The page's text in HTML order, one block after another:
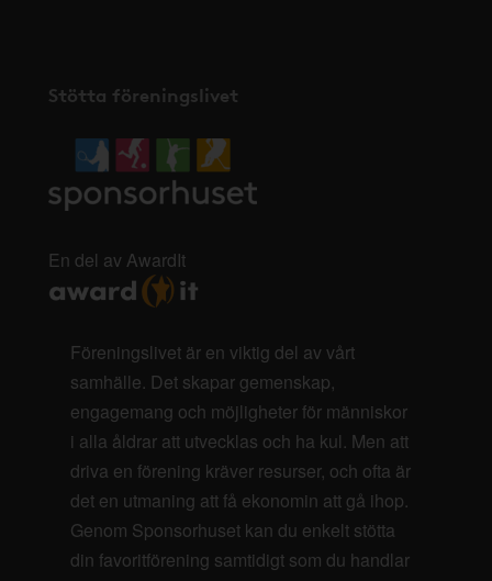
Stötta föreningslivet
En del av AwardIt
Föreningslivet är en viktig del av vårt
samhälle. Det skapar gemenskap,
engagemang och möjligheter för människor
i alla åldrar att utvecklas och ha kul. Men att
driva en förening kräver resurser, och ofta är
det en utmaning att få ekonomin att gå ihop.
Genom Sponsorhuset kan du enkelt stötta
din favoritförening samtidigt som du handlar